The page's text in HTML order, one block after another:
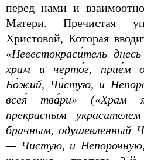
перед нами и
Матери. Пречистая
Христовой, Которая
«Невестокраси́тель
храм и черто́г, прие́м
Бо́жий, Чи́стую, и
всея́ тва́ри» («Храм
прекрасным
брачным, одушевленный
— Чистую, и